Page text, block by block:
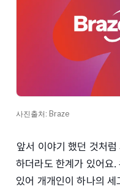
사진출처: Braze
앞서 이야기 했던 것처
하더라도 한계가 있어요
있어 개개인이 하나의